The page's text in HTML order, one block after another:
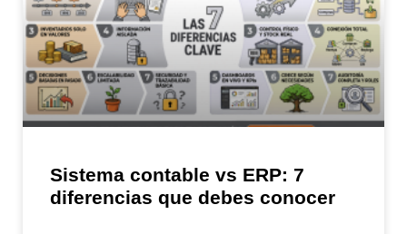
Sistema contable vs ERP: 7
diferencias que debes conocer